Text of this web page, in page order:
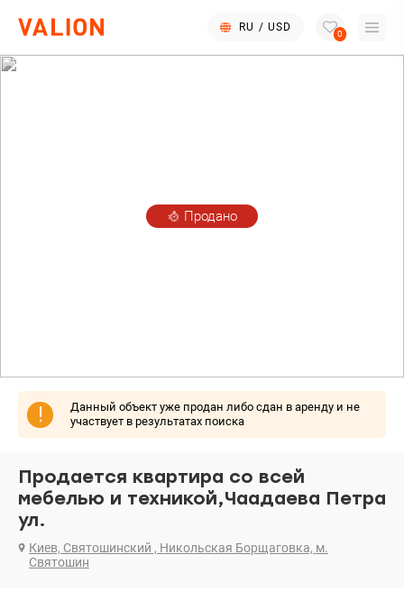
RU / USD
0
Продано
!
Данный объект уже продан либо сдан в аренду и не
участвует в результатах поиска
Продается квартира со всей
мебелью и техникой,Чаадаева Петра
ул.
Киев, Святошинский , Никольская Борщаговка, м.
Святошин